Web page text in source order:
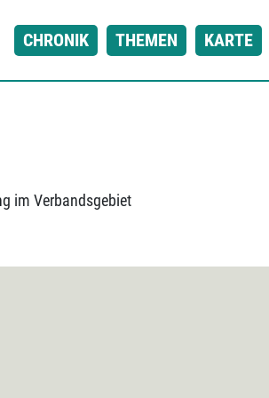
CHRONIK THEMEN KARTE
im Verbandsgebiet